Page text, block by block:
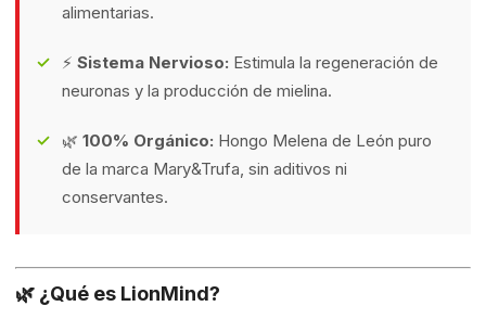
alimentarias.
⚡ Sistema Nervioso: Estimula la regeneración de
neuronas y la producción de mielina.
🌿 100% Orgánico: Hongo Melena de León puro
de la marca Mary&Trufa, sin aditivos ni
conservantes.
🌿 ¿Qué es LionMind?